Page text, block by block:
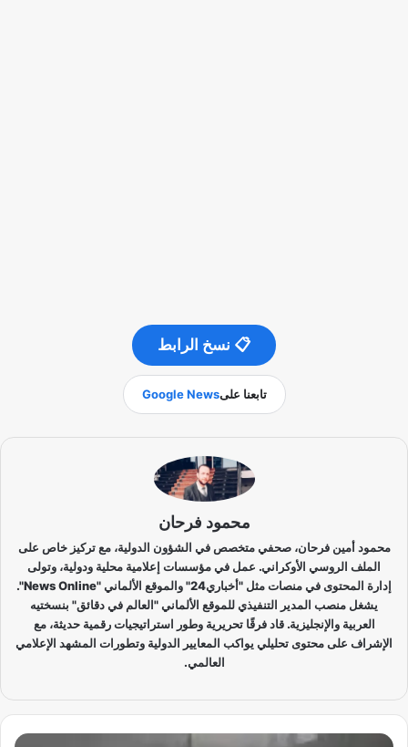
📋 نسخ الرابط
تابعنا علىGoogle News
محمود فرحان
محمود أمين فرحان، صحفي متخصص في الشؤون الدولية، مع تركيز خاص على
الملف الروسي الأوكراني. عمل في مؤسسات إعلامية محلية ودولية، وتولى
إدارة المحتوى في منصات مثل "أخباري24" والموقع الألماني "News Online".
يشغل منصب المدير التنفيذي للموقع الألماني "العالم في دقائق" بنسختيه
العربية والإنجليزية. قاد فرقًا تحريرية وطور استراتيجيات رقمية حديثة، مع
الإشراف على محتوى تحليلي يواكب المعايير الدولية وتطورات المشهد الإعلامي
العالمي.
"